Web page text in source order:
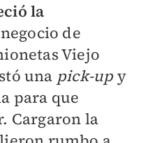
la
de
Viejo
una pick-upy
para que
Cargaron la